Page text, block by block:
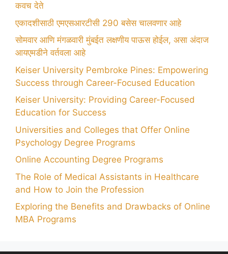
कवच देते
एकादशीसाठी एमएसआरटीसी 290 बसेस चालवणार आहे
सोमवार आणि मंगळवारी मुंबईत लक्षणीय पाऊस होईल, असा अंदाज
आयएमडीने वर्तवला आहे
Keiser University Pembroke Pines: Empowering
Success through Career-Focused Education
Keiser University: Providing Career-Focused
Education for Success
Universities and Colleges that Offer Online
Psychology Degree Programs
Online Accounting Degree Programs
The Role of Medical Assistants in Healthcare
and How to Join the Profession
Exploring the Benefits and Drawbacks of Online
MBA Programs